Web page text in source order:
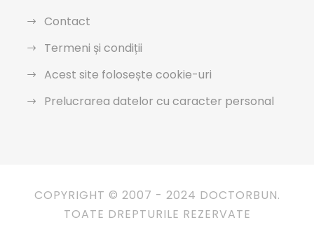
Contact
Termeni și condiții
Acest site folosește cookie-uri
Prelucrarea datelor cu caracter personal
COPYRIGHT © 2007 - 2024 DOCTORBUN.
TOATE DREPTURILE REZERVATE